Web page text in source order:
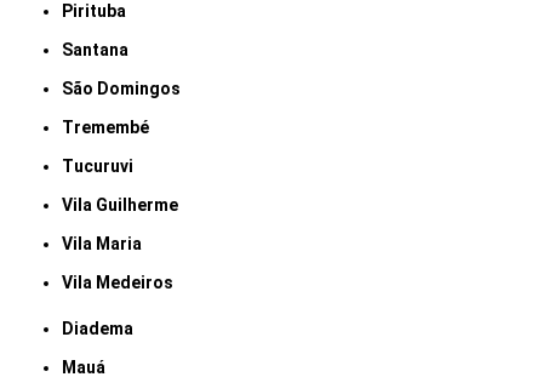
Pirituba
Santana
São Domingos
Tremembé
Tucuruvi
Vila Guilherme
Vila Maria
Vila Medeiros
Diadema
Mauá